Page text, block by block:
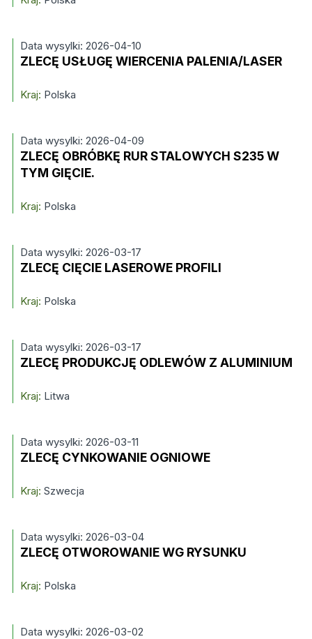
Data wysylki: 2026-04-10
ZLECĘ USŁUGĘ WIERCENIA PALENIA/LASER
Kraj: Polska
Data wysylki: 2026-04-09
ZLECĘ OBRÓBKĘ RUR STALOWYCH S235 W
TYM GIĘCIE.
Kraj: Polska
Data wysylki: 2026-03-17
ZLECĘ CIĘCIE LASEROWE PROFILI
Kraj: Polska
Data wysylki: 2026-03-17
ZLECĘ PRODUKCJĘ ODLEWÓW Z ALUMINIUM
Kraj: Litwa
Data wysylki: 2026-03-11
ZLECĘ CYNKOWANIE OGNIOWE
Kraj: Szwecja
Data wysylki: 2026-03-04
ZLECĘ OTWOROWANIE WG RYSUNKU
Kraj: Polska
Data wysylki: 2026-03-02